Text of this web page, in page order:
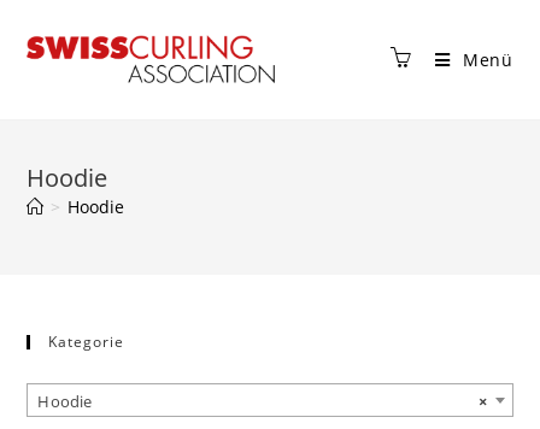
Menü
Hoodie
> Hoodie
Kategorie
×
Hoodie